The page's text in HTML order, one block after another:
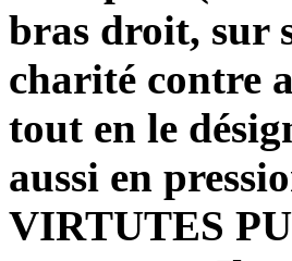
bras droit, sur
charité contre
tout en le
aussi en
VIRTUTES